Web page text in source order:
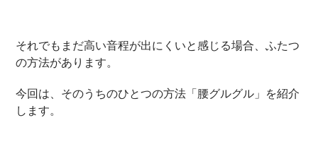
それでもまだ高い音程が出にくいと感じる場合、ふたつ
の方法があります。
今回は、そのうちのひとつの方法「腰グルグル」を紹介
します。